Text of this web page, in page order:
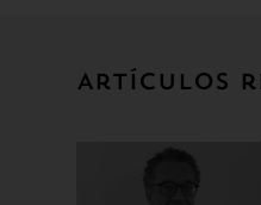
Artículos